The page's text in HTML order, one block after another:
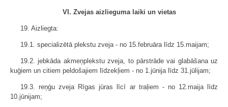
VI. Zvejas aizlieguma laiki un vietas
19. Aizliegta:
19.1. specializētā plekstu zveja - no 15.februāra līdz 15.maijam;
19.2. jebkāda akmeņplekstu zveja, to pārstrāde vai glabāšana uz
kuģiem un citiem peldošajiem līdzekļiem - no 1.jūnija līdz 31.jūlijam;
19.3. reņģu zveja Rīgas jūras līcī ar traļiem - no 12.maija līdz
10.jūnijam;